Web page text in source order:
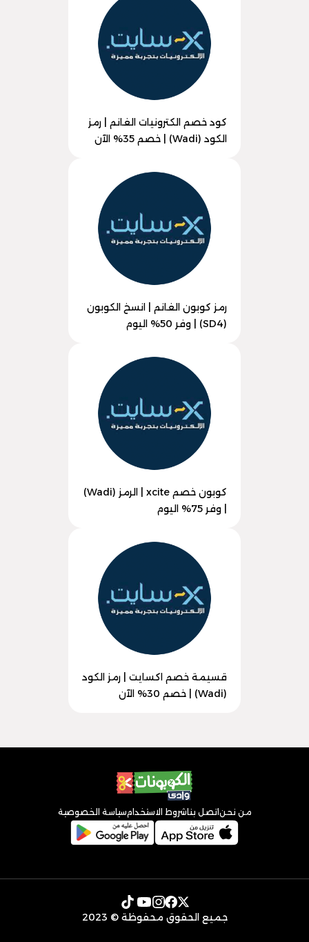
كود خصم الكترونيات الغانم | رمز
الكود (Wadi) | خصم 35% الآن
رمز كوبون الغانم | انسخ الكوبون
(SD4) | وفر 50% اليوم
كوبون خصم xcite | الرمز (Wadi)
| وفر 75% اليوم
قسيمة خصم اكسايت | رمز الكود
(Wadi) | خصم 30% الآن
من نحن اتصل بنا شروط الاستخدامسياسة الخصوصية
جميع الحقوق محفوظة © 2023